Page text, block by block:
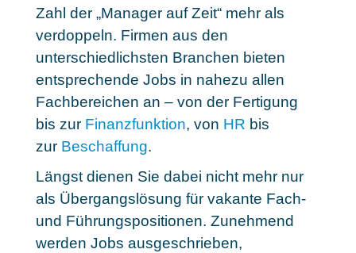
Zahl der „Manager auf Zeit“ mehr als
verdoppeln. Firmen aus den
unterschiedlichsten Branchen bieten
entsprechende Jobs in nahezu allen
Fachbereichen an – von der Fertigung
bis zur Finanzfunktion, von HR bis
zur Beschaffung.
Längst dienen Sie dabei nicht mehr nur
als Übergangslösung für vakante Fach-
und Führungspositionen. Zunehmend
werden Jobs ausgeschrieben,